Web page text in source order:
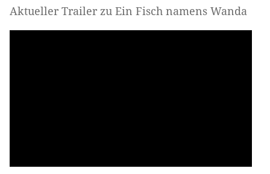
Aktueller Trailer zu Ein Fisch namens Wanda